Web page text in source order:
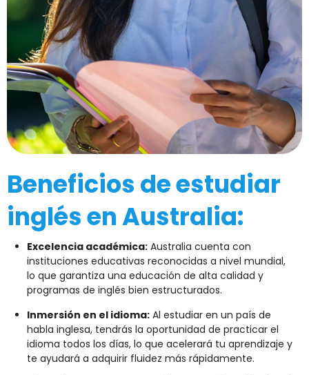
Beneficios de estudiar
inglés en Australia:
Excelencia académica:Australia cuenta con
instituciones educativas reconocidas a nivel mundial,
lo que garantiza una educación de alta calidad y
programas de inglés bien estructurados.
Inmersión en el idioma:Al estudiar en un país de
habla inglesa, tendrás la oportunidad de practicar el
idioma todos los días, lo que acelerará tu aprendizaje y
te ayudará a adquirir fluidez más rápidamente.